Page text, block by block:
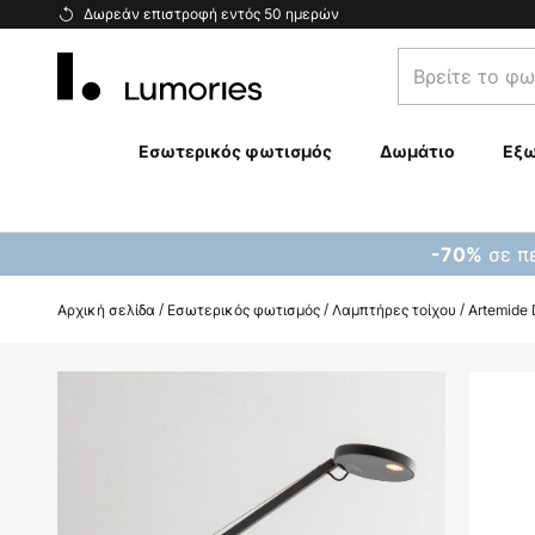
Δωρεάν επιστροφή εντός 50 ημερών
Μετάβαση
Βρείτε
το
σας...
Εσωτερικός φωτισμός Δωμάτιο
-70% σε
Αρχική σελίδα Εσωτερικός φωτισμός Λαμπτήρες τοίχου Artemide